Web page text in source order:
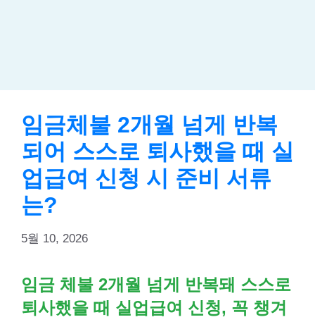
임금체불 2개월 넘게 반복
되어 스스로 퇴사했을 때 실
업급여 신청 시 준비 서류
는?
5월 10, 2026
임금 체불 2개월 넘게 반복돼 스스로
퇴사했을 때 실업급여 신청, 꼭 챙겨